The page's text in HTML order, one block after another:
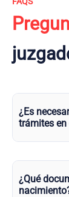
¿Es
trámites en
¿Qué